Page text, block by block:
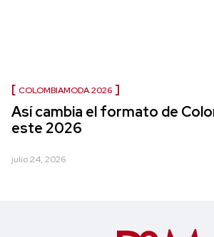
COLOMBIAMODA 2026
Así cambia el formato de
este 2026
julio 24, 2026